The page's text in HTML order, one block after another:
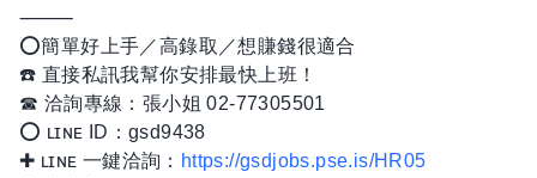
⸻
⭕簡單好上手／高錄取／想賺錢很適合
☎️ 直接私訊我幫你安排最快上班！
☎︎ 洽詢專線：張小姐 02-77305501
⭕ ʟɪɴᴇ ID：gsd9438
✚ ʟɪɴᴇ 一鍵洽詢： https://gsdjobs.pse.is/HR05